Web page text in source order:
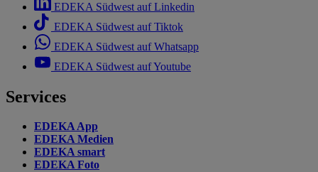
EDEKA Südwest auf Linkedin
EDEKA Südwest auf Tiktok
EDEKA Südwest auf Whatsapp
EDEKA Südwest auf Youtube
Services
EDEKA App
EDEKA Medien
EDEKA smart
EDEKA Foto